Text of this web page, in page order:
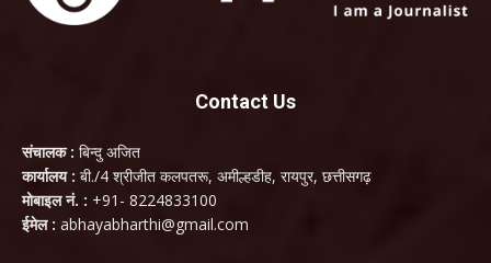
Contact Us
संचालक : बिन्दु अजित
कार्यालय : बी./4 श्रीजीत कलपतरू, अमील्हडीह, रायपुर, छत्तीसगढ़
मोबाइल नं. : +91- 8224833100
ईमेल : abhayabharthi@gmail.com